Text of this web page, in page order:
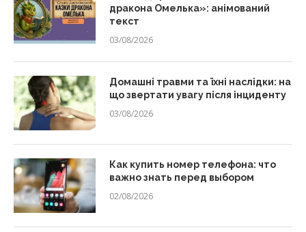
дракона Омелька»: анімований
текст
03/08/2026
Домашні травми та їхні наслідки: на
що звертати увагу після інциденту
03/08/2026
Как купить номер телефона: что
важно знать перед выбором
02/08/2026